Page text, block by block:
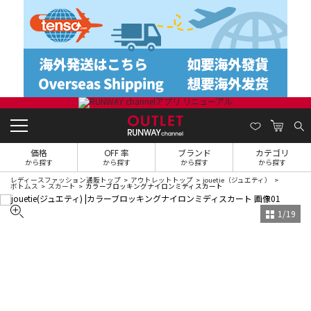
価格
から探す
OFF 率
から探す
ブランド
から探す
カテゴリ
から探す
レディースファッション通販トップ アウトレットトップ jouetie（ジュエティ）
ボトムス スカート カラーブロッキングナイロンミディスカート
1 /19